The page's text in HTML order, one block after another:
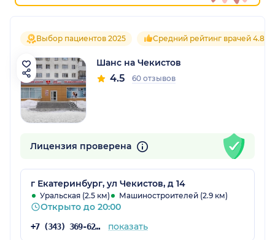
Выбор пациентов 2025 Средний рейтинг врачей 4.8
Шанс на Чекистов
4.5 60 отзывов
Лицензия проверена
г Екатеринбург, ул Чекистов, д 14
Уральская (2.5 км) Машиностроителей (2.9 км)
Открыто до 20:00
+7 (343) 369-62-32 показать